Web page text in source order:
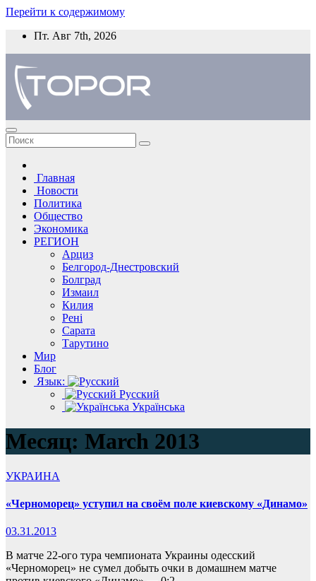
Перейти к содержимому
Пт. Авг 7th, 2026
Главная
Новости
Политика
Общество
Экономика
РЕГИОН
Арциз
Белгород-Днестровский
Болград
Измаил
Килия
Рені
Сарата
Тарутино
Мир
Блог
Язык:
Русский
Українська
Месяц: March 2013
УКРАИНА
«Черноморец» уступил на своём поле киевскому «Динамо»
03.31.2013
В матче 22-ого тура чемпионата Украины одесский
«Черноморец» не сумел добыть очки в домашнем матче